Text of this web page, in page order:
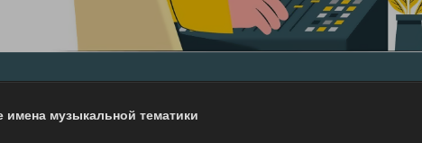
музыкальной тематики